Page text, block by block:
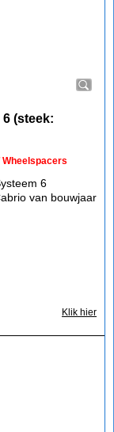
(steek:
6
van bouwjaar
Klik hier